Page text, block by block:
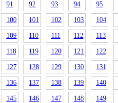
91 92 93 94 95
100 101 102 103 104
109 110 111 112 113
118 119 120 121 122
127 128 129 130 131
136 137 138 139 140
145 146 147 148 149